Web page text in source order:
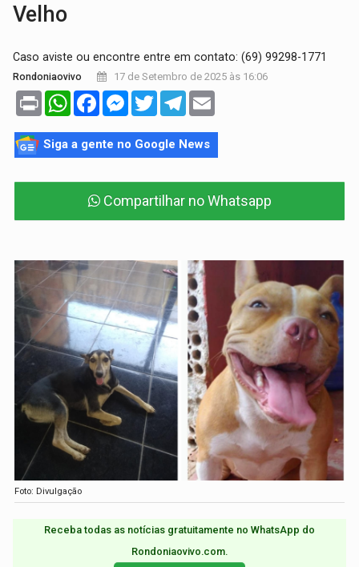
Velho
Caso aviste ou encontre entre em contato: (69) 99298-1771
Rondoniaovivo 17 de Setembro de 2025 às 16:06
Print WhatsAppFacebookMessenger
TwitterTelegram
Siga a gente no Google News
Compartilhar no Whatsapp
Foto: Divulgação
Receba todas as notícias gratuitamente no WhatsApp do
Rondoniaovivo.com.​